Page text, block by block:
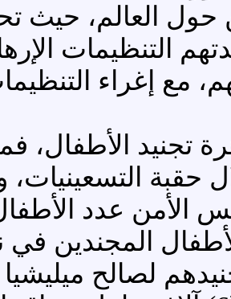
، حيث
مع إغراء
تجنيد الأطفال،
حقبة
الأمن عدد
لصالح